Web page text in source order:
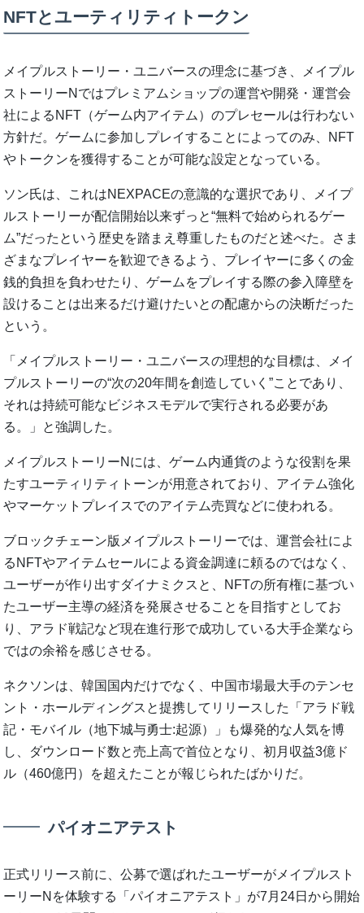
NFTとユーティリティトークン
メイプルストーリー・ユニバースの理念に基づき、メイプル
ストーリーNではプレミアムショップの運営や開発・運営会
社によるNFT（ゲーム内アイテム）のプレセールは行わない
方針だ。ゲームに参加しプレイすることによってのみ、NFT
やトークンを獲得することが可能な設定となっている。
ソン氏は、これはNEXPACEの意識的な選択であり、メイプ
ルストーリーが配信開始以来ずっと“無料で始められるゲー
ム”だったという歴史を踏まえ尊重したものだと述べた。さま
ざまなプレイヤーを歓迎できるよう、プレイヤーに多くの金
銭的負担を負わせたり、ゲームをプレイする際の参入障壁を
設けることは出来るだけ避けたいとの配慮からの決断だった
という。
「メイプルストーリー・ユニバースの理想的な目標は、メイ
プルストーリーの“次の20年間を創造していく”ことであり、
それは持続可能なビジネスモデルで実行される必要があ
る。」と強調した。
メイプルストーリーNには、ゲーム内通貨のような役割を果
たすユーティリティトーンが用意されており、アイテム強化
やマーケットプレイスでのアイテム売買などに使われる。
ブロックチェーン版メイプルストーリーでは、運営会社によ
るNFTやアイテムセールによる資金調達に頼るのではなく、
ユーザーが作り出すダイナミクスと、NFTの所有権に基づい
たユーザー主導の経済を発展させることを目指すとしてお
り、アラド戦記など現在進行形で成功している大手企業なら
ではの余裕を感じさせる。
ネクソンは、韓国国内だけでなく、中国市場最大手のテンセ
ント・ホールディングスと提携してリリースした「アラド戦
記・モバイル（地下城与勇士:起源）」も爆発的な人気を博
し、ダウンロード数と売上高で首位となり、初月収益3億ド
ル（460億円）を超えたことが報じられたばかりだ。
パイオニアテスト
正式リリース前に、公募で選ばれたユーザーがメイプルスト
ーリーNを体験する「パイオニアテスト」が7月24日から開始